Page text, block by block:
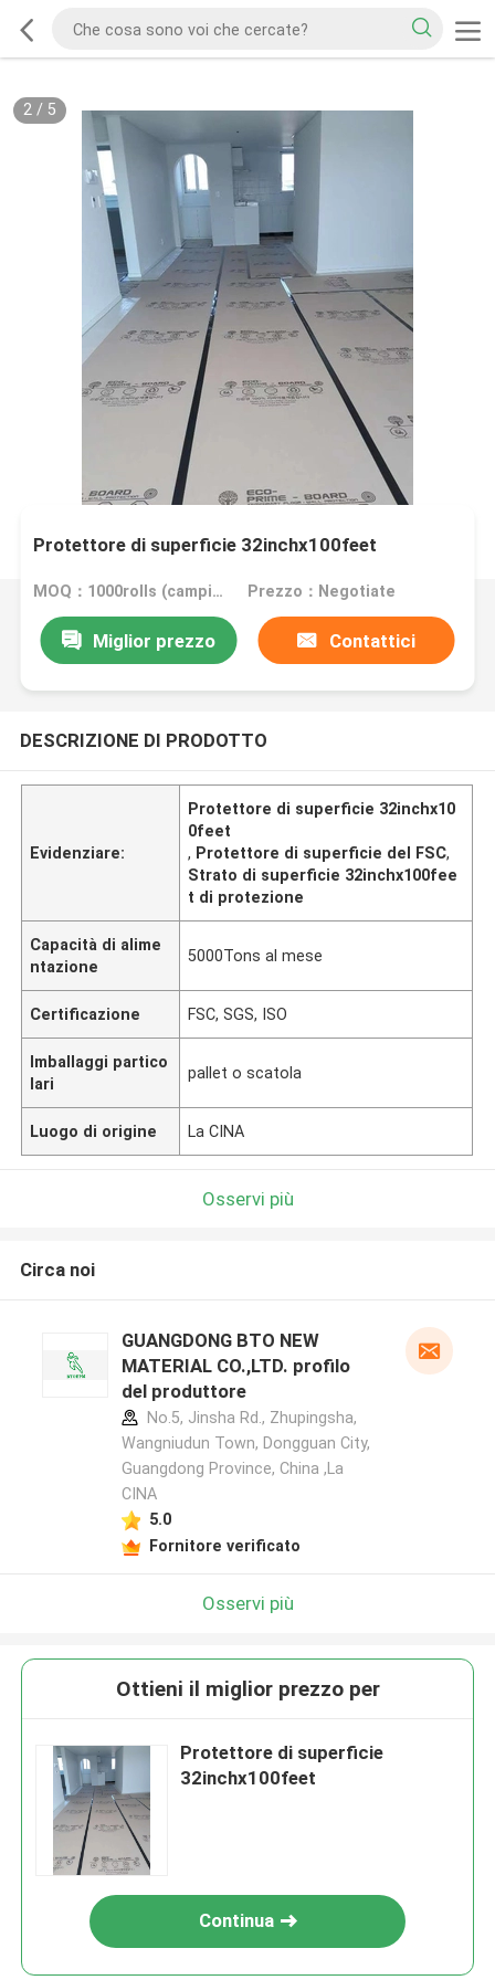
2/ 5
Protettore di superficie 32inchx100feet
MOQ：1000rolls (campione libero di dimensione A4) Prezzo：Negotiate
Miglior prezzo Contattici
DESCRIZIONE DI PRODOTTO
Evidenziare:
Protettore di superficie 32inchx10
0feet
, Protettore di superficie del FSC,
Strato di superficie 32inchx100fee
t di protezione
Capacità di alime
ntazione
5000Tons al mese
Certificazione FSC, SGS, ISO
Imballaggi partico
lari
pallet o scatola
Luogo di origine La CINA
Osservi più
Circa noi
GUANGDONG BTO NEW
MATERIAL CO.,LTD. profilo
del produttore
No.5, Jinsha Rd., Zhupingsha,
Wangniudun Town, Dongguan City,
Guangdong Province, China ,La
CINA
5.0
Fornitore verificato
Osservi più
Ottieni il miglior prezzo per
Protettore di superficie
32inchx100feet
Continua